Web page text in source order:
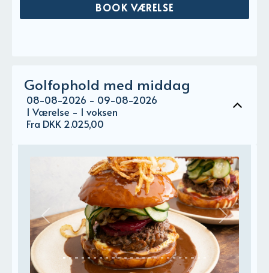
BOOK VÆRELSE
Golfophold med middag
08-08-2026 - 09-08-2026
1 Værelse - 1 voksen
Fra DKK 2.025,00
Previous Next